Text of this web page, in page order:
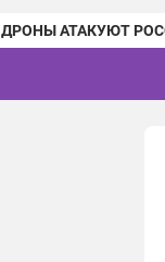
ДРОНЫ АТАКУЮТ